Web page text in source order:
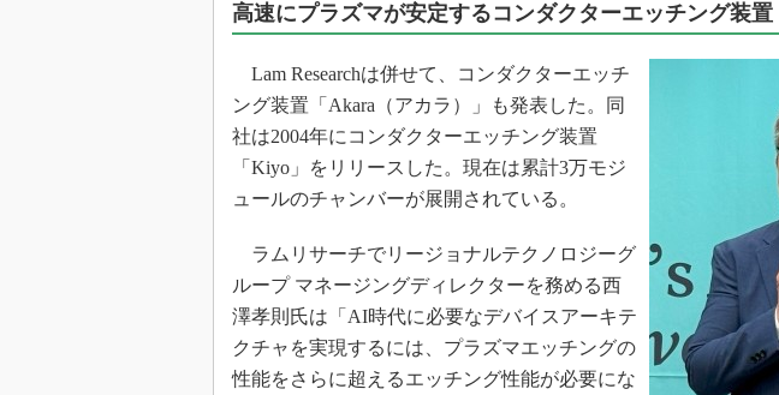
光伝送技術を知る
“異端児エンジニア”が仕掛けた社内
改革、執念の180日
イノベーションは日本を救うのか
JASA発IoT通信
IHSアナリスト「未来展望」
ための新行動論
高速にプラズマが安定するコンダクターエッチング装置
Lam Researchは併せて、コンダクターエッチ
ング装置「Akara（アカラ）」も発表した。同
社は2004年にコンダクターエッチング装置
「Kiyo」をリリースした。現在は累計3万モジ
ュールのチャンバーが展開されている。
ラムリサーチでリージョナルテクノロジーグ
ループ マネージングディレクターを務める西
澤孝則氏は「AI時代に必要なデバイスアーキテ
クチャを実現するには、プラズマエッチングの
性能をさらに超えるエッチング性能が必要にな